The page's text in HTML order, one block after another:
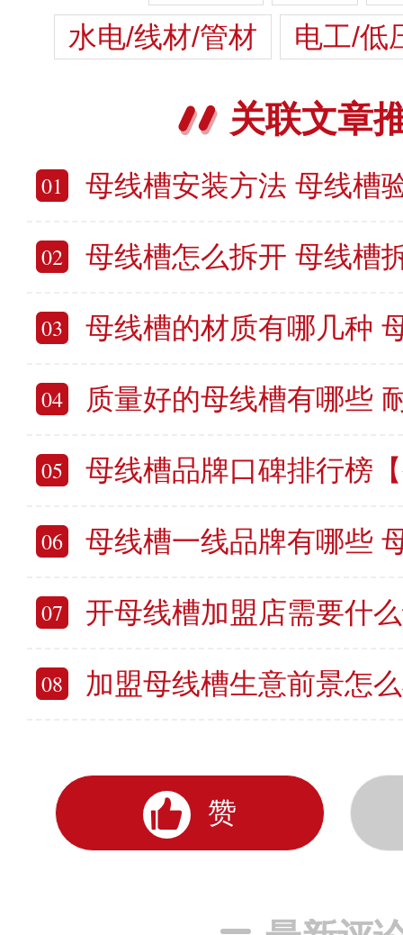
水电/线材/管材
电工/低
关联文章
01 母线槽安装方法 母线槽
02 母线槽怎么拆开 母线槽
03 母线槽的材质有哪几种
04 质量好的母线槽有哪些 耐用
05 母线槽品牌口碑排行榜【公
06 母线槽一线品牌有哪些 母线槽行
07 开母线槽加盟店需要什么证件 代理
08 加盟母线槽生意前景怎么样 母线
赞